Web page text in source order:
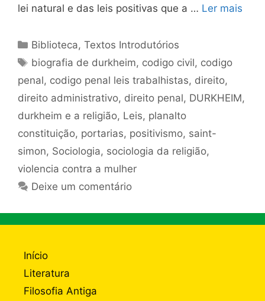
lei natural e das leis positivas que a … Ler mais
Categorias
Biblioteca,Textos Introdutórios
Tags
biografia de durkheim, codigo civil, codigo
penal, codigo penal leis trabalhistas, direito,
direito administrativo, direito penal, DURKHEIM,
durkheim e a religião, Leis, planalto
constituição, portarias, positivismo, saint-
simon, Sociologia, sociologia da religião,
violencia contra a mulher
Deixe um comentário
Início
Literatura
Filosofia Antiga